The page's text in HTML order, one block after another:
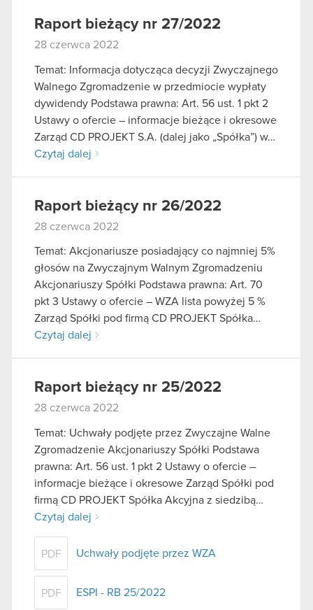
Raport bieżący nr 27/2022
28 czerwca 2022
Temat: Informacja dotycząca decyzji Zwyczajnego
Walnego Zgromadzenie w przedmiocie wypłaty
dywidendy Podstawa prawna: Art. 56 ust. 1 pkt 2
Ustawy o ofercie – informacje bieżące i okresowe
Zarząd CD PROJEKT S.A. (dalej jako „Spółka”) w…
Czytaj dalej
Raport bieżący nr 26/2022
28 czerwca 2022
Temat: Akcjonariusze posiadający co najmniej 5%
głosów na Zwyczajnym Walnym Zgromadzeniu
Akcjonariuszy Spółki Podstawa prawna: Art. 70
pkt 3 Ustawy o ofercie – WZA lista powyżej 5 %
Zarząd Spółki pod firmą CD PROJEKT Spółka…
Czytaj dalej
Raport bieżący nr 25/2022
28 czerwca 2022
Temat: Uchwały podjęte przez Zwyczajne Walne
Zgromadzenie Akcjonariuszy Spółki Podstawa
prawna: Art. 56 ust. 1 pkt 2 Ustawy o ofercie –
informacje bieżące i okresowe Zarząd Spółki pod
firmą CD PROJEKT Spółka Akcyjna z siedzibą…
Czytaj dalej
PDF Uchwały podjęte przez WZA
PDF ESPI - RB 25/2022